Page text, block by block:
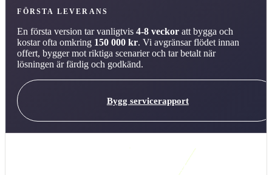
FÖRSTA LEVERANS
En första version tar vanligtvis4-8 veckor att bygga och
kostar ofta omkring 150 000 kr. Vi avgränsar flödet innan
offert, bygger mot riktiga scenarier och tar betalt när
lösningen är färdig och godkänd.
Bygg servicerapport
Kort svar: när är den här integrationslösningen